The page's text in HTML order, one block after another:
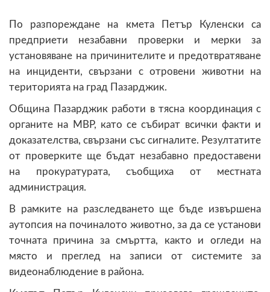
По разпореждане на кмета Петър Куленски са
предприети незабавни проверки и мерки за
установяване на причинителите и предотвратяване
на инциденти, свързани с отровени животни на
територията на град Пазарджик.
Община Пазарджик работи в тясна координация с
органите на МВР, като се събират всички факти и
доказателства, свързани със сигналите. Резултатите
от проверките ще бъдат незабавно предоставени
на прокуратурата, съобщиха от местната
администрация.
В рамките на разследването ще бъде извършена
аутопсия на починалото животно, за да се установи
точната причина за смъртта, както и огледи на
място и преглед на записи от системите за
видеонаблюдение в района.